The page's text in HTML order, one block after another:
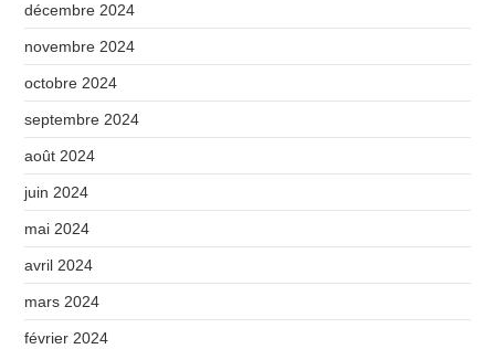
décembre 2024
novembre 2024
octobre 2024
septembre 2024
août 2024
juin 2024
mai 2024
avril 2024
mars 2024
février 2024